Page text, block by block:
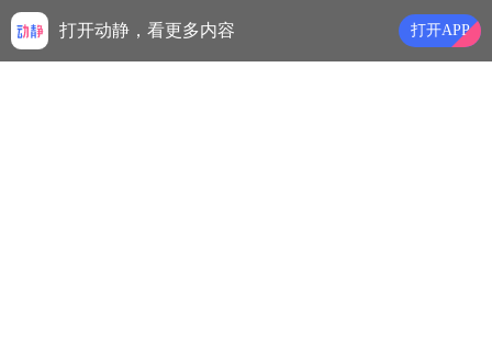
打开动静，看更多内容 打开APP